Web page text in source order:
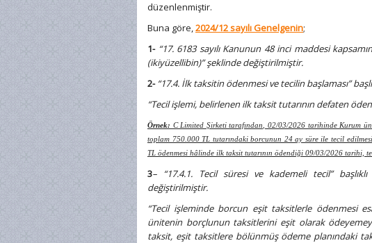
düzenlenmiştir.
Buna göre,2024/12 sayılı Genelgenin;
1-“17. 6183 sayılı Kanunun 48 inci maddesi
(ikiyüzellibin)” şeklinde değiştirilmiştir.
2-“17.4. İlk taksitin ödenmesi ve tecilin başlaması”
“Tecil işlemi, belirlenen ilk taksit tutarının defaten
Örnek: C Limited Şirketi tarafından, 02/03/2026 tarihinde Kurum
toplam 750.000 TL tutarındaki borcunun 24 ay süre ile tecil
TL ödenmesi hâlinde ilk taksit tutarının ödendiği 09/03/2026 tarihi,
3– “17.4.1. Tecil süresi ve kademeli tecil”
değiştirilmiştir.
“Tecil işleminde borcun eşit taksitlerle ödenmesi
ünitenin borçlunun taksitlerini eşit olarak
taksit, eşit taksitlere bölünmüş ödeme planındaki